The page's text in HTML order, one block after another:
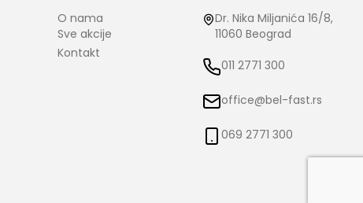
O nama
Sve akcije
Kontakt
Dr. Nika Miljanića 16/8,
11060 Beograd
011 2771 300
office@bel-fast.rs
069 2771 300